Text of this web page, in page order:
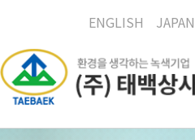
ENGLISH